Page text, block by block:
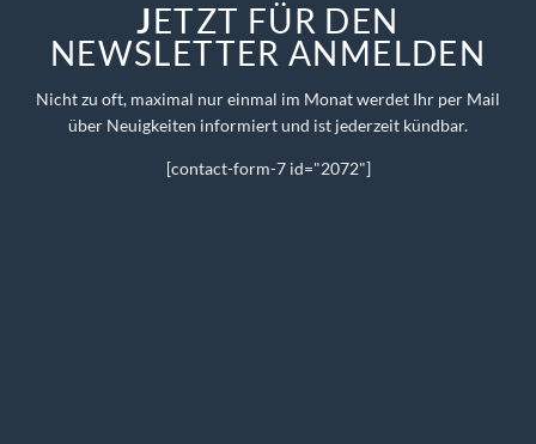
JETZT FÜR DEN
NEWSLETTER ANMELDEN
Nicht zu oft, maximal nur einmal im Monat werdet Ihr per Mail
über Neuigkeiten informiert und ist jederzeit kündbar.
[contact-form-7 id="2072"]